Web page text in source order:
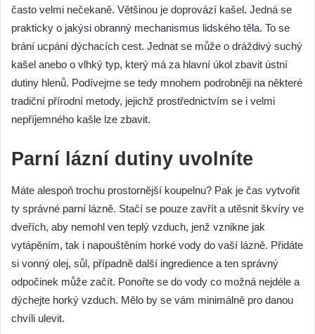
často velmi nečekaně. Většinou je doprovází kašel. Jedná se
prakticky o jakýsi obranný mechanismus lidského těla. To se
brání ucpání dýchacích cest. Jednat se může o dráždivý suchý
kašel anebo o vlhký typ, který má za hlavní úkol zbavit ústní
dutiny hlenů. Podívejme se tedy mnohem podrobněji na některé
tradiční přírodní metody, jejichž prostřednictvím se i velmi
nepříjemného kašle lze zbavit.
Parní lázní dutiny uvolníte
Máte alespoň trochu prostornější koupelnu? Pak je čas vytvořit
ty správné parní lázně. Stačí se pouze zavřít a utěsnit škvíry ve
dveřích, aby nemohl ven teplý vzduch, jenž vznikne jak
vytápěním, tak i napouštěním horké vody do vaší lázně. Přidáte
si vonný olej, sůl, případně další ingredience a ten správný
odpočinek může začít. Ponořte se do vody co možná nejdéle a
dýchejte horký vzduch. Mělo by se vám minimálně pro danou
chvíli ulevit.